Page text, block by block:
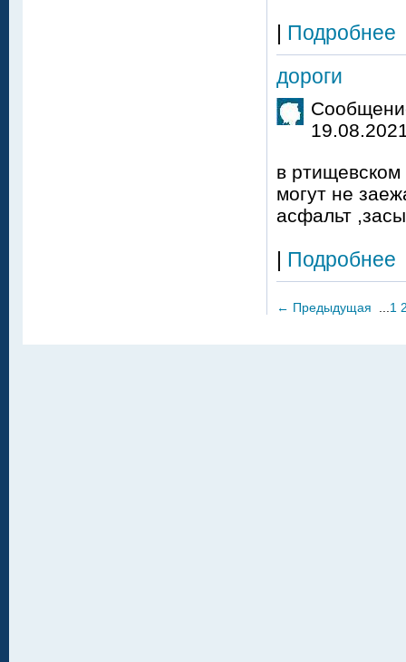
| Подробнее
дороги
в
могут не
асфальт
| Подробнее
← Предыдущая 1